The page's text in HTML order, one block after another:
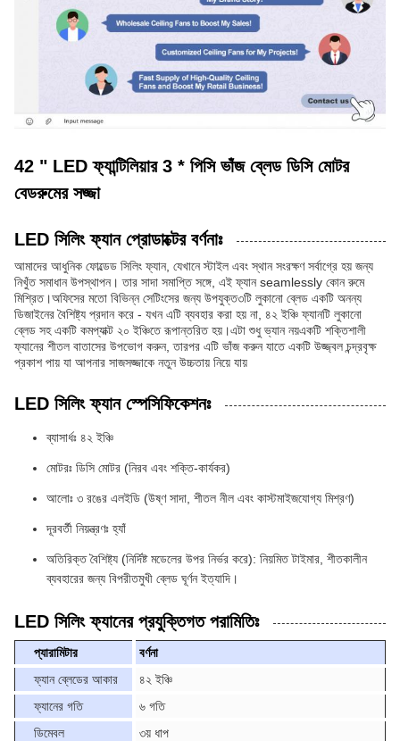
42 " LED ফ্যান্টিলিয়ার 3 * পিসি ভাঁজ ব্লেড ডিসি মোটর
বেডরুমের সজ্জা
LED সিলিং ফ্যান প্রোডাক্টের বর্ণনাঃ
আমাদের আধুনিক ফোল্ডেড সিলিং ফ্যান, যেখানে স্টাইল এবং স্থান সংরক্ষণ সর্বাগ্রে হয় জন্য
নিখুঁত সমাধান উপস্থাপন। তার সাদা সমাপ্তি সঙ্গে, এই ফ্যান seamlessly কোন রুমে
মিশ্রিত।অফিসের মতো বিভিন্ন সেটিংসের জন্য উপযুক্ত৩টি লুকানো ব্লেড একটি অনন্য
ডিজাইনের বৈশিষ্ট্য প্রদান করে - যখন এটি ব্যবহার করা হয় না, ৪২ ইঞ্চি ফ্যানটি লুকানো
ব্লেড সহ একটি কমপ্যাক্ট ২০ ইঞ্চিতে রূপান্তরিত হয়।এটা শুধু ভ্যান নয়একটি শক্তিশালী
ফ্যানের শীতল বাতাসের উপভোগ করুন, তারপর এটি ভাঁজ করুন যাতে একটি উজ্জ্বল চন্দ্রবৃক্ষ
প্রকাশ পায় যা আপনার সাজসজ্জাকে নতুন উচ্চতায় নিয়ে যায়
LED সিলিং ফ্যান স্পেসিফিকেশনঃ
ব্যাসার্ধঃ ৪২ ইঞ্চি
মোটরঃ ডিসি মোটর (নিরব এবং শক্তি-কার্যকর)
আলোঃ ৩ রঙের এলইডি (উষ্ণ সাদা, শীতল নীল এবং কাস্টমাইজযোগ্য মিশ্রণ)
দূরবর্তী নিয়ন্ত্রণঃ হ্যাঁ
অতিরিক্ত বৈশিষ্ট্য (নির্দিষ্ট মডেলের উপর নির্ভর করে): নিয়মিত টাইমার, শীতকালীন
ব্যবহারের জন্য বিপরীতমুখী ব্লেড ঘূর্ণন ইত্যাদি।
LED সিলিং ফ্যানের প্রযুক্তিগত পরামিতিঃ
প্যারামিটার
বর্ণনা
ফ্যান ব্লেডের আকার
৪২ ইঞ্চি
ফ্যানের গতি
৬ গতি
ডিমেবল
৩য় ধাপ